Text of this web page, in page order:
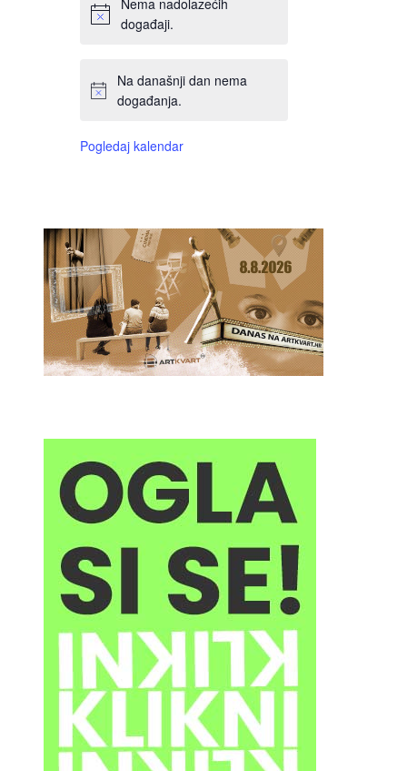
Nema nadolazećih
događaji.
Na današnji dan nema
događanja.
Pogledaj kalendar